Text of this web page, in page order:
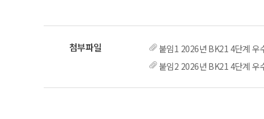
붙임1 2026년 BK21 4단계 우
붙임2 2026년 BK21 4단계 우